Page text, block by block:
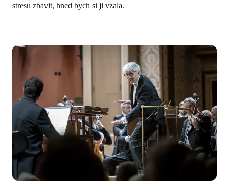
stresu zbavit, hned bych si ji vzala.